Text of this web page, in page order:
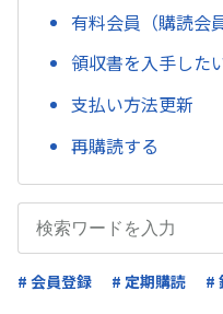
有料会員（購読会
領収書を入手した
支払い方法更新
再購読する
# 会員登録 # 定期購読 #